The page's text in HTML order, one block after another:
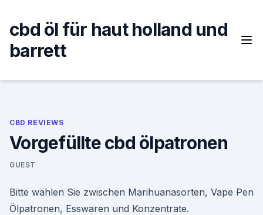
content
cbd öl für haut holland und
barrett
CBD REVIEWS
Vorgefüllte cbd ölpatronen
GUEST
Bitte wählen Sie zwischen Marihuanasorten, Vape Pen
Ölpatronen, Esswaren und Konzentrate.